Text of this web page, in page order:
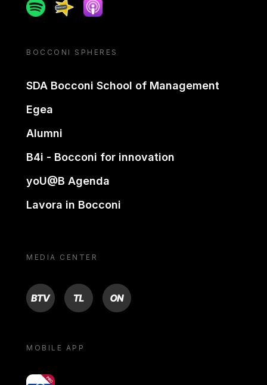
SpotifySpreakerApple podcast
BOCCONI SPHERES
SDA Bocconi School of Management
Egea
Alumni
B4i - Bocconi for innovation
yoU@B Agenda
Lavora in Bocconi
MEDIA CENTER
BTV TL ON
MOBILE APP
yoU@B